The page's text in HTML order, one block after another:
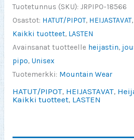
määrä
Tuotetunnus (SKU):JRPIPO-18566
Osastot: HATUT/PIPOT, HEIJASTAVAT,
Kaikki tuotteet, LASTEN
Avainsanat tuotteelle heijastin,
pipo, Unisex
Tuotemerkki: Mountain Wear
HATUT/PIPOT, HEIJASTAVAT,
Kaikki tuotteet, LASTEN